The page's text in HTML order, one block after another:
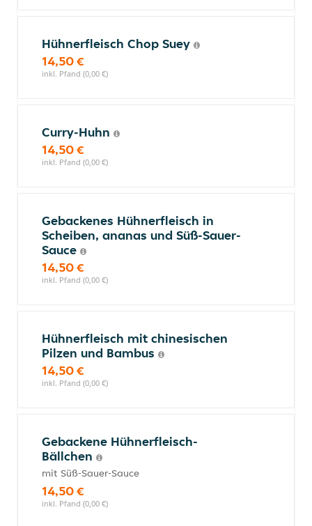
Hühnerfleisch Chop Suey
14,50 €
inkl. Pfand (0,00 €)
Curry-Huhn
14,50 €
inkl. Pfand (0,00 €)
Gebackenes Hühnerfleisch in
Scheiben, ananas und Süß-Sauer-
Sauce
14,50 €
inkl. Pfand (0,00 €)
Hühnerfleisch mit chinesischen
Pilzen und Bambus
14,50 €
inkl. Pfand (0,00 €)
Gebackene Hühnerfleisch-
Bällchen
mit Süß-Sauer-Sauce
14,50 €
inkl. Pfand (0,00 €)